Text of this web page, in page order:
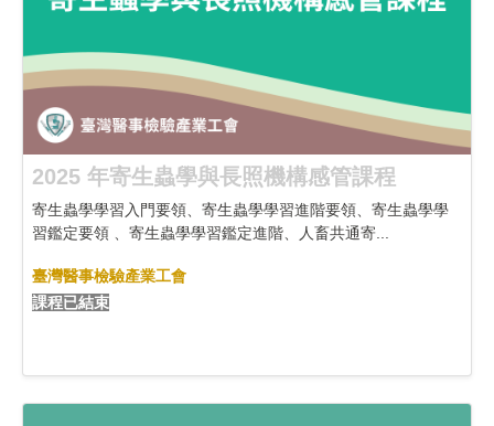
2025 年寄生蟲學與長照機構感管課程
寄生蟲學學習入門要領、寄生蟲學學習進階要領、寄生蟲學學
習鑑定要領 、寄生蟲學學習鑑定進階、人畜共通寄...
臺灣醫事檢驗產業工會
課程已結束